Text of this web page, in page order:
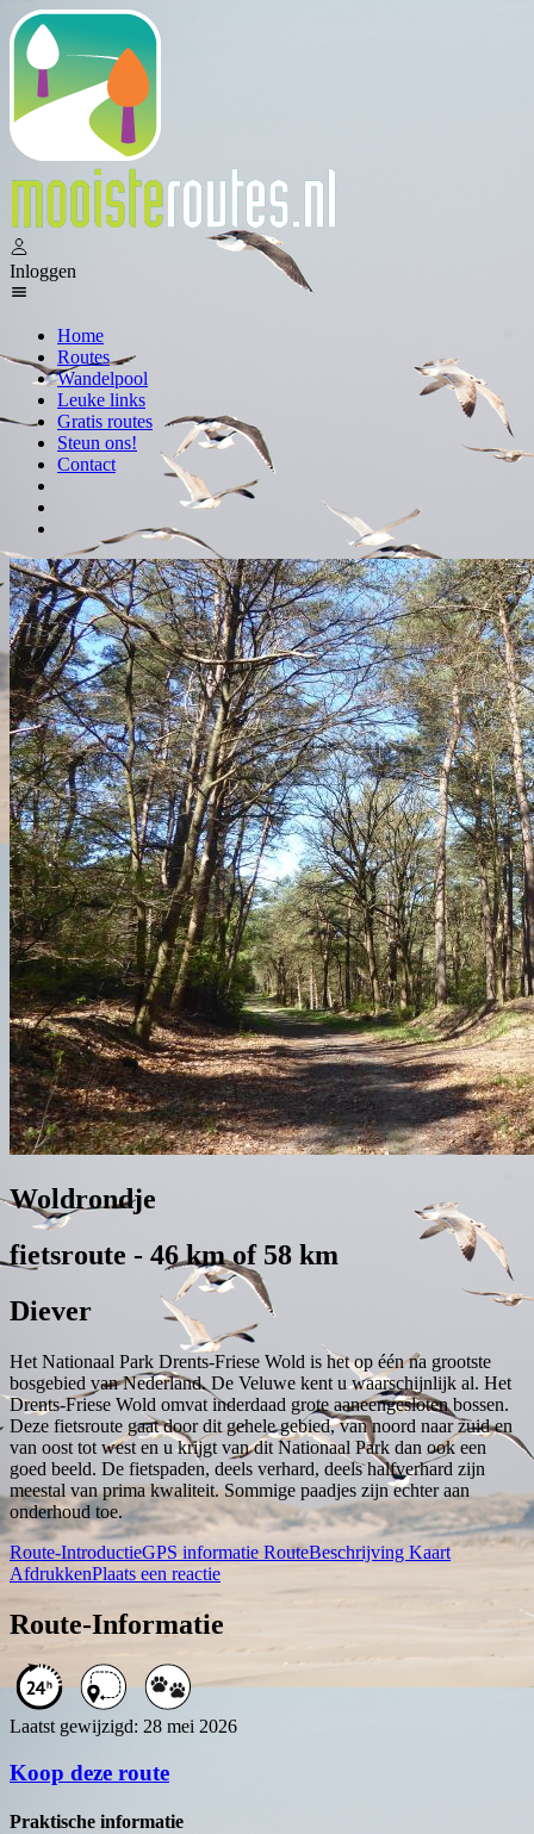
Inloggen
Home
Routes
Wandelpool
Leuke links
Gratis routes
Steun ons!
Contact
Woldrondje
fietsroute - 46 km of 58 km
Diever
Het Nationaal Park Drents-Friese Wold is het op één na grootste
bosgebied van Nederland. De Veluwe kent u waarschijnlijk al. Het
Drents-Friese Wold omvat inderdaad grote aaneengesloten bossen.
Deze fietsroute gaat door dit gehele gebied, van noord naar zuid en
van oost tot west en u krijgt van dit Nationaal Park dan ook een
goed beeld. De fietspaden, deels verhard, deels halfverhard zijn
meestal van prima kwaliteit. Sommige paadjes zijn echter aan
onderhoud toe.
Route-IntroductieGPS informatie RouteBeschrijving Kaart
AfdrukkenPlaats een reactie
Route-Informatie
Laatst gewijzigd: 28 mei 2026
Koop deze route
Praktische informatie